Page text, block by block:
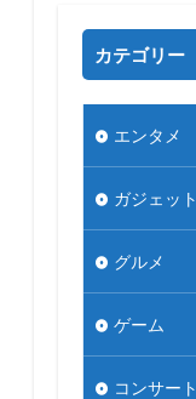
カテゴリー
エンタメ
ガジェット
グルメ
ゲーム
コンサート